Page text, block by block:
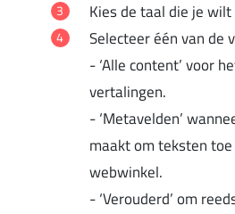
Kies de taal die je
Selecteer één van de
- ‘Alle content’ voor
vertalingen.
- ‘Metavelden’
maakt om teksten
webwinkel.
- ‘Verouderd’ om